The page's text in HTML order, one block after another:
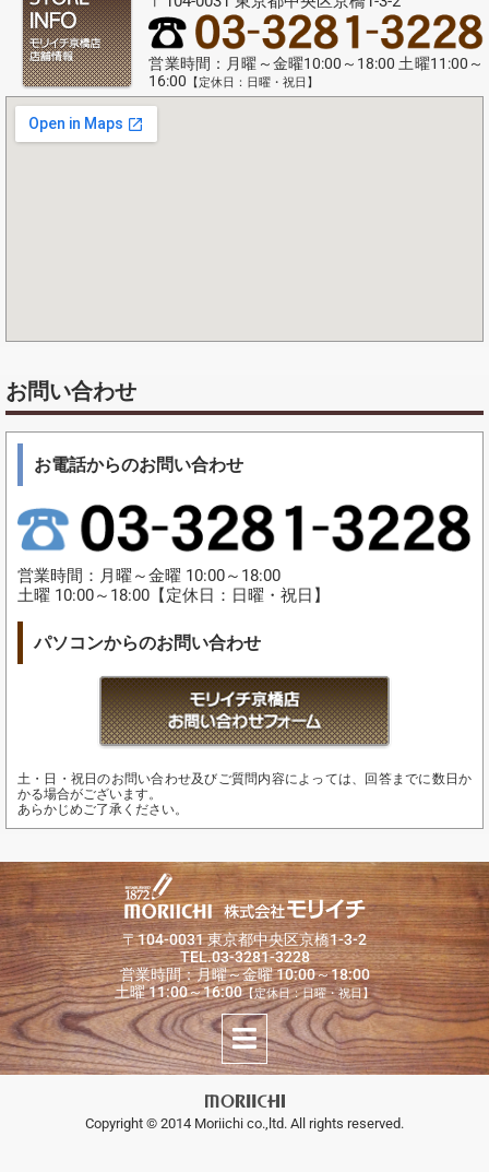
営業時間：月曜～金曜10:00～18:00 土曜11:00～
16:00
【定休日：日曜・祝日】
お問い合わせ
お電話からのお問い合わせ
営業時間：月曜～金曜 10:00～18:00
土曜 10:00～18:00【定休日：日曜・祝日】
パソコンからのお問い合わせ
土・日・祝日のお問い合わせ及びご質問内容によっては、回答までに数日か
かる場合がございます。
あらかじめご了承ください。
〒104-0031 東京都中央区京橋1-3-2
TEL.03-3281-3228
営業時間：月曜～金曜 10:00～18:00
土曜 11:00～16:00【定休日：日曜・祝日】
Copyright © 2014 Moriichi co.,ltd. All rights reserved.